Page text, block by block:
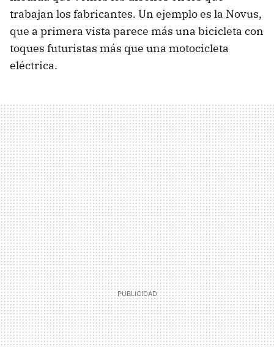
trabajan los fabricantes. Un ejemplo es la Novus,
que a primera vista parece más una bicicleta con
toques futuristas más que una motocicleta
eléctrica.